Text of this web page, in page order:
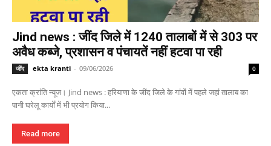
Jind news : जींद जिले में 1240 तालाबों में से 303 पर
अवैध कब्जे, प्रशासन व पंचायतें नहीं हटवा पा रही
जींद ekta kranti - 09/06/2026 0
एकता क्रांति न्यूज। Jind news : हरियाणा के जींद जिले के गांवों में पहले जहां तालाब का
पानी घरेलू कार्यों में भी प्रयोग किया...
Read more